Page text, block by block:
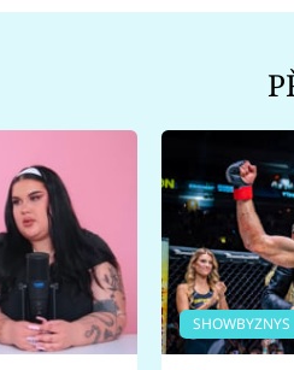
SHOWBYZNYS